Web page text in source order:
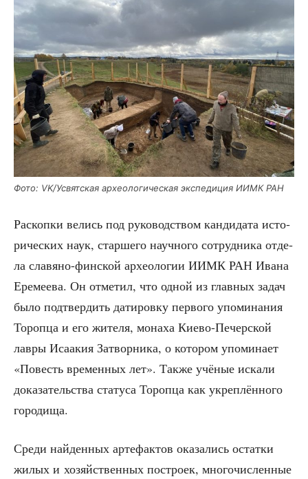
Фото: VK/Усвятская архео­ло­ги­че­ская экс­пе­ди­ция ИИМК РАН
Рас­коп­ки велись под руко­вод­ством кан­ди­да­та исто­
ри­че­ских наук, стар­ше­го науч­но­го сотруд­ни­ка отде­
ла сла­вя­но-фин­ской архео­ло­гии ИИМК РАН Ива­на
Ере­ме­е­ва. Он отме­тил, что одной из глав­ных задач
было под­твер­дить дати­ров­ку пер­во­го упо­ми­на­ния
Тороп­ца и его жите­ля, мона­ха Кие­во-Печер­ской
лав­ры Иса­а­кия Затвор­ни­ка, о кото­ром упо­ми­на­ет
«Повесть вре­мен­ных лет». Так­же учё­ные иска­ли
дока­за­тель­ства ста­ту­са Тороп­ца как укреп­лён­но­го
городища.
Сре­ди най­ден­ных арте­фак­тов ока­за­лись остат­ки
жилых и хозяй­ствен­ных постро­ек, мно­го­чис­лен­ные